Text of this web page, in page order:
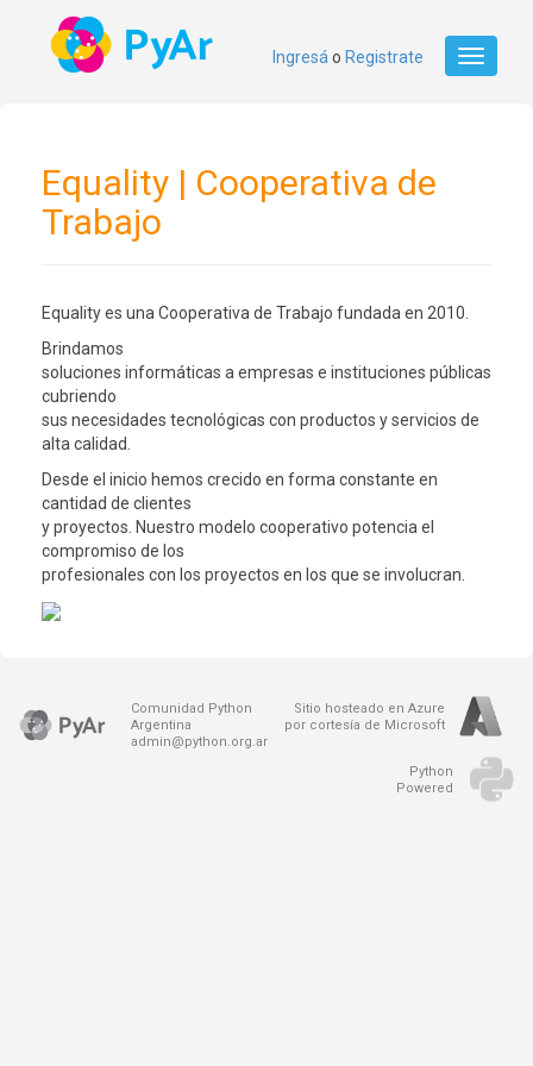
Toggle
Ingresá o Registrate
Equality | Cooperativa de
Trabajo
Equality es una Cooperativa de Trabajo fundada en 2010.
Brindamos
soluciones informáticas a empresas e instituciones públicas
cubriendo
sus necesidades tecnológicas con productos y servicios de
alta calidad.
Desde el inicio hemos crecido en forma constante en
cantidad de clientes
y proyectos. Nuestro modelo cooperativo potencia el
compromiso de los
profesionales con los proyectos en los que se involucran.
Comunidad Python
Argentina
admin@python.org.ar
Sitio hosteado en Azure
por cortesía de Microsoft
Python
Powered